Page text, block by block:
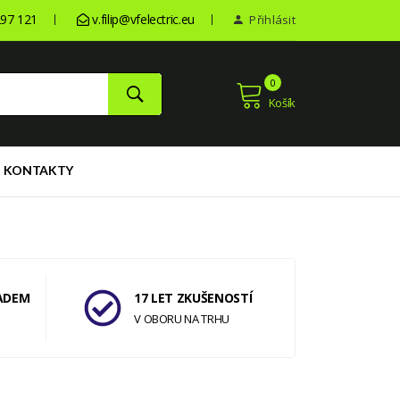
121 v.filip@vfelectric.eu Přihlásit
Košík
0
KONTAKTY
17 LET ZKUŠENOSTÍ
V OBORU NA TRHU